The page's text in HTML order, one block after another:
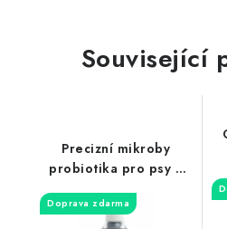
Související
Precizní mikroby
probiotika pro psy a
kočky 300ml
Doprava zdarma